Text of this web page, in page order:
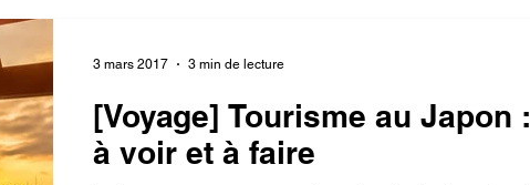
[Voyage] Tourisme au Japon :
à voir et à faire
3 mars 2017 3 min de lecture